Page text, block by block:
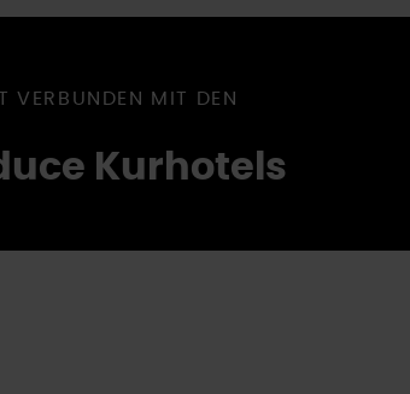
VERBUNDEN MIT DEN
Kurhotels